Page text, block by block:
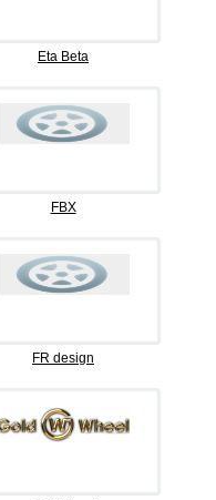
Eta Beta
FBX
FR design